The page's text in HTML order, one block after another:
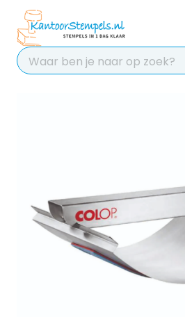
Chat 24/7 met
voor hulp
Contact